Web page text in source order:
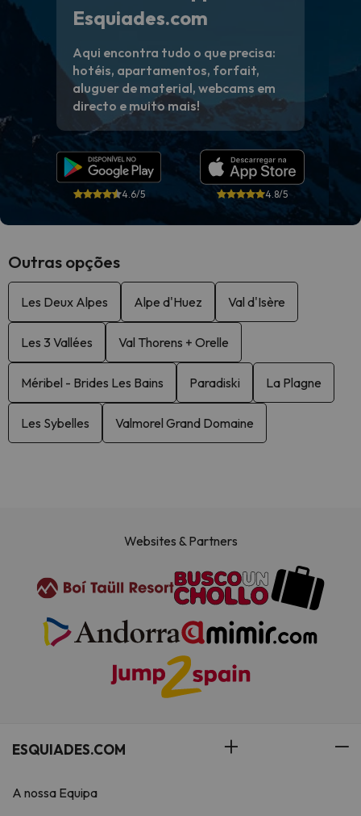
Esquiades.com
Aqui encontra tudo o que precisa:
hotéis, apartamentos, forfait,
aluguer de material, webcams em
directo e muito mais!
4.6/5 4.8/5
Outras opções
Les Deux Alpes Alpe d'Huez Val d'Isère
Les 3 Vallées Val Thorens + Orelle
Méribel - Brides Les Bains Paradiski La Plagne
Les Sybelles Valmorel Grand Domaine
Websites & Partners
ESQUIADES.COM
A nossa Equipa